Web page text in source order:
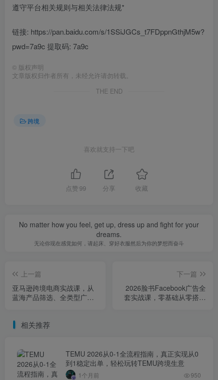
遵守平台相关规则与相关法律法规*
链接: https://pan.baidu.com/s/1SSiJGCs_t7FDppnGthjM5w?
pwd=7a9c 提取码: 7a9c
© 版权声明
文章版权归作者所有，未经允许请勿转载。
THE END
跨境
喜欢就支持一下吧
点赞 99 分享 收藏
No matter how you feel, get up, dress up and fight for your
dreams.
无论你现在感觉如何，请起床、穿好衣服然后为你的梦想而奋斗
上一篇
亚马逊跨境电商实战课，从
蓝海产品筛选、全类型广告
教学
下一篇
2026脸书Facebook广告全
套实战课，零基础从零搭建
相关推荐
TEMU 2026从0-1全流程指南，真正实现从0
到1稳定出单，轻松玩转TEMU跨境生意
1个月前 950